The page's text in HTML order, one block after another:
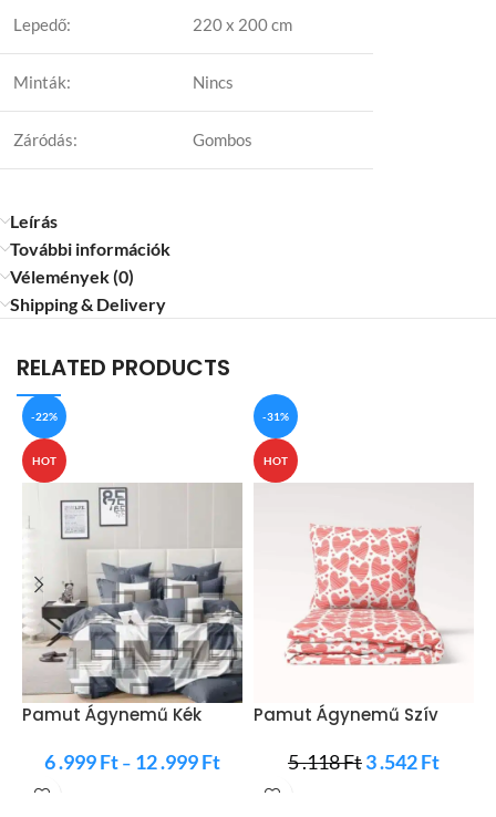
Lepedő: 220 x 200 cm
Minták: Nincs
Záródás: Gombos
Leírás
További információk
Vélemények (0)
Shipping & Delivery
RELATED PRODUCTS
-22%
HOT
Pamut Ágynemű Kék
6 .999Ft – 12 .999Ft
-31%
HOT
Pamut Ágynemű Szív
5 .118Ft3 .542Ft